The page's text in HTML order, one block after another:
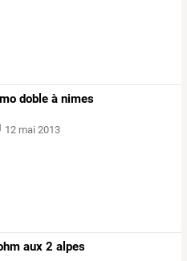
doble à nimes
12 mai 2013
aux 2 alpes